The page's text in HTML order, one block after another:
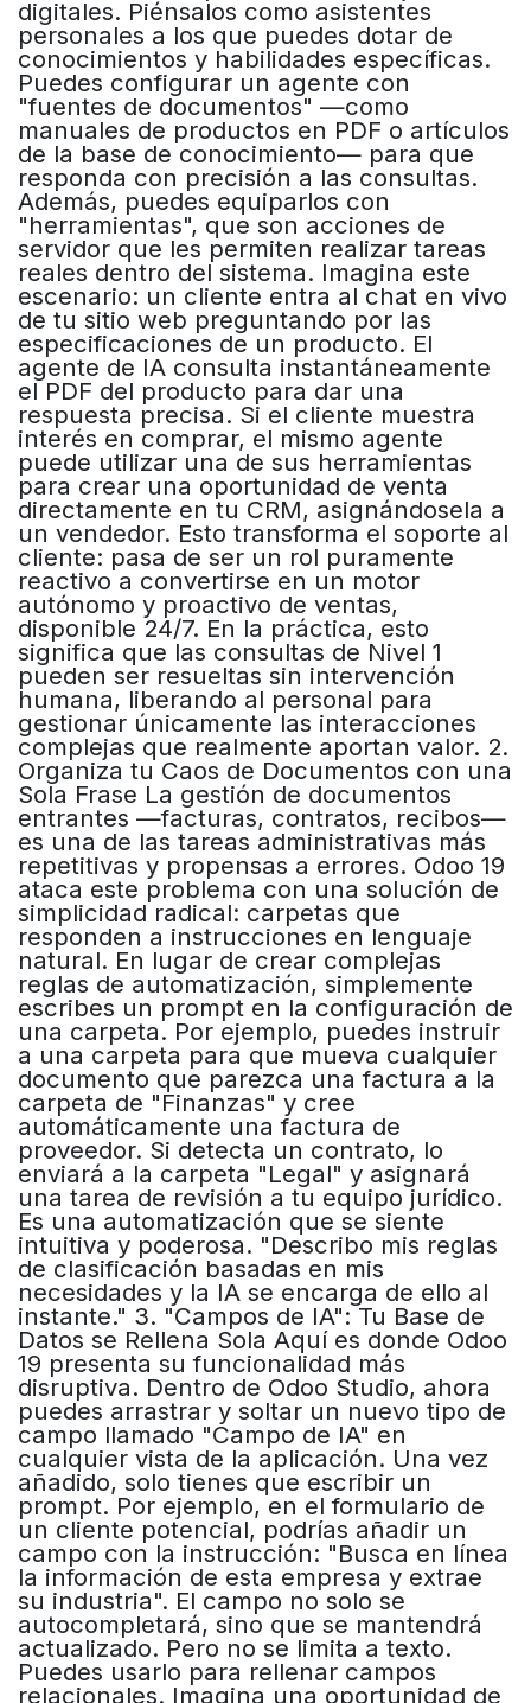
digitales. Piénsalos como asistentes
personales a los que puedes dotar de
conocimientos y habilidades específicas.
Puedes configurar un agente con
"fuentes de documentos" —como
manuales de productos en PDF o artículos
de la base de conocimiento— para que
responda con precisión a las consultas.
Además, puedes equiparlos con
"herramientas", que son acciones de
servidor que les permiten realizar tareas
reales dentro del sistema. Imagina este
escenario: un cliente entra al chat en vivo
de tu sitio web preguntando por las
especificaciones de un producto. El
agente de IA consulta instantáneamente
el PDF del producto para dar una
respuesta precisa. Si el cliente muestra
interés en comprar, el mismo agente
puede utilizar una de sus herramientas
para crear una oportunidad de venta
directamente en tu CRM, asignándosela a
un vendedor. Esto transforma el soporte al
cliente: pasa de ser un rol puramente
reactivo a convertirse en un motor
autónomo y proactivo de ventas,
disponible 24/7. En la práctica, esto
significa que las consultas de Nivel 1
pueden ser resueltas sin intervención
humana, liberando al personal para
gestionar únicamente las interacciones
complejas que realmente aportan valor. 2.
Organiza tu Caos de Documentos con una
Sola Frase La gestión de documentos
entrantes —facturas, contratos, recibos—
es una de las tareas administrativas más
repetitivas y propensas a errores. Odoo 19
ataca este problema con una solución de
simplicidad radical: carpetas que
responden a instrucciones en lenguaje
natural. En lugar de crear complejas
reglas de automatización, simplemente
escribes un prompt en la configuración de
una carpeta. Por ejemplo, puedes instruir
a una carpeta para que mueva cualquier
documento que parezca una factura a la
carpeta de "Finanzas" y cree
automáticamente una factura de
proveedor. Si detecta un contrato, lo
enviará a la carpeta "Legal" y asignará
una tarea de revisión a tu equipo jurídico.
Es una automatización que se siente
intuitiva y poderosa. "Describo mis reglas
de clasificación basadas en mis
necesidades y la IA se encarga de ello al
instante." 3. "Campos de IA": Tu Base de
Datos se Rellena Sola Aquí es donde Odoo
19 presenta su funcionalidad más
disruptiva. Dentro de Odoo Studio, ahora
puedes arrastrar y soltar un nuevo tipo de
campo llamado "Campo de IA" en
cualquier vista de la aplicación. Una vez
añadido, solo tienes que escribir un
prompt. Por ejemplo, en el formulario de
un cliente potencial, podrías añadir un
campo con la instrucción: "Busca en línea
la información de esta empresa y extrae
su industria". El campo no solo se
autocompletará, sino que se mantendrá
actualizado. Pero no se limita a texto.
Puedes usarlo para rellenar campos
relacionales. Imagina una oportunidad de